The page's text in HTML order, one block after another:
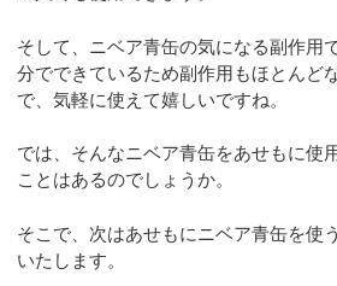
そして、ニベア青缶の気になる副作用
分でできているため副作用もほとんど
で、気軽に使えて嬉しいですね。
では、そんなニベア青缶をあせもに使
ことはあるのでしょうか。
そこで、次はあせもにニベア青缶を使
いたします。